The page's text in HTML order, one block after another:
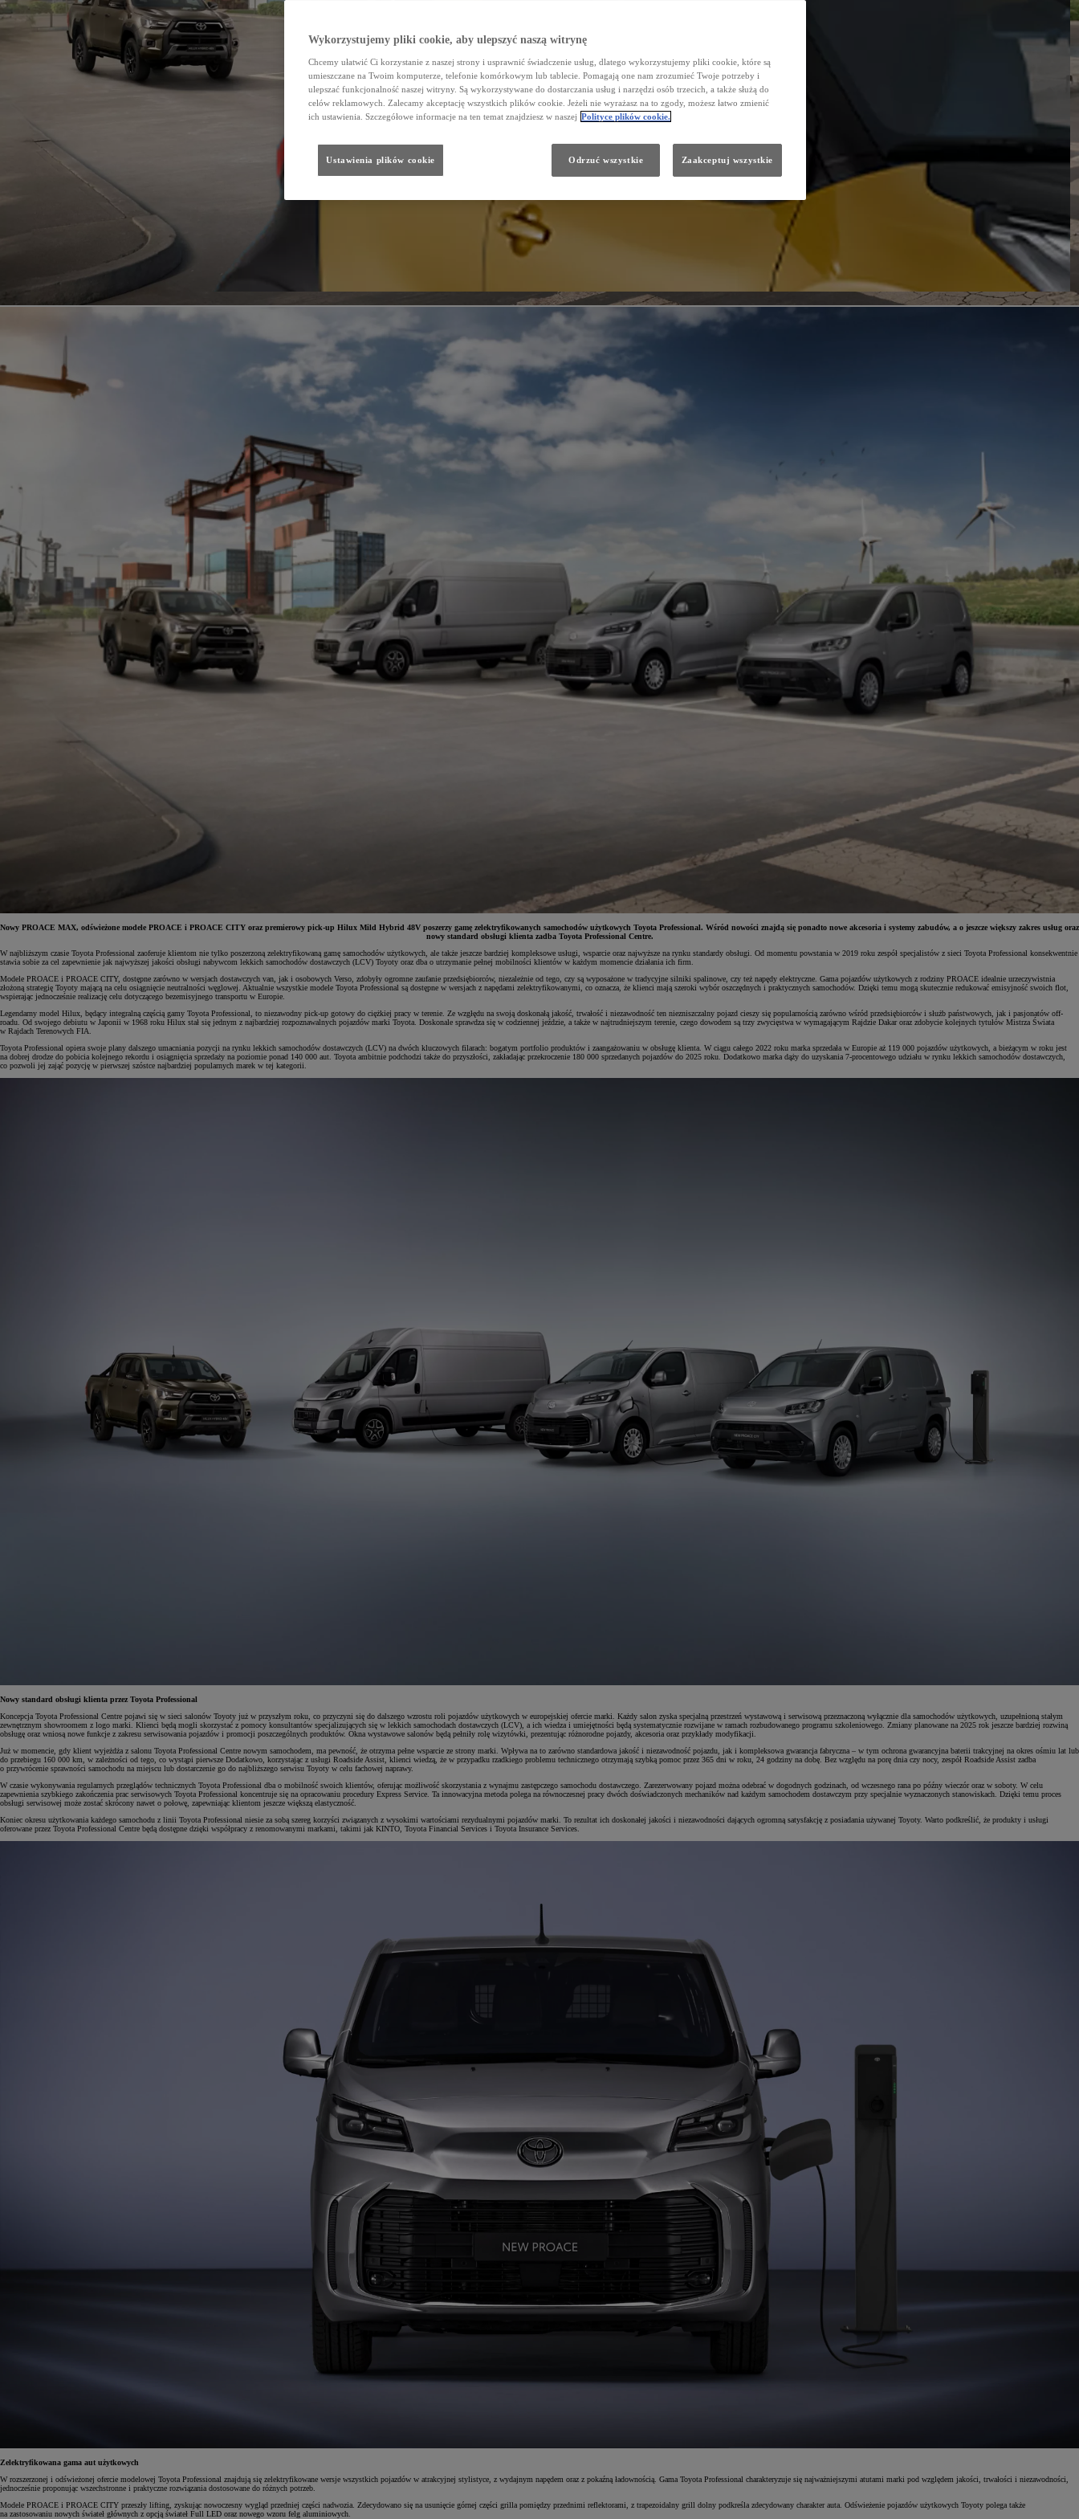
Yaris Cross
HYBRID
Nowy PROACE MAX, odświeżone modele PROACE i PROACE CITY oraz premierowy pick-up Hilux Mild Hybrid 48V poszerzy gamę zelektryfikowanych samochodów użytkowych Toyota Professional. Wśród nowości znajdą się ponadto nowe akcesoria i systemy zabudów, a o jeszcze większy zakres usług oraz
nowy standard obsługi klienta zadba Toyota Professional Centre.
W najbliższym czasie Toyota Professional zaoferuje klientom nie tylko poszerzoną zelektryfikowaną gamę samochodów użytkowych, ale także jeszcze bardziej kompleksowe usługi, wsparcie oraz najwyższe na rynku standardy obsługi. Od momentu powstania w 2019 roku zespół specjalistów z sieci Toyota Professional konsekwentnie
stawia sobie za cel zapewnienie jak najwyższej jakości obsługi nabywcom lekkich samochodów dostawczych (LCV) Toyoty oraz dba o utrzymanie pełnej mobilności klientów w każdym momencie działania ich firm.
Modele PROACE i PROACE CITY, dostępne zarówno w wersjach dostawczych van, jak i osobowych Verso, zdobyły ogromne zaufanie przedsiębiorców, niezależnie od tego, czy są wyposażone w tradycyjne silniki spalinowe, czy też napędy elektryczne. Gama pojazdów użytkowych z rodziny PROACE idealnie urzeczywistnia
złożoną strategię Toyoty mającą na celu osiągnięcie neutralności węglowej. Aktualnie wszystkie modele Toyota Professional są dostępne w wersjach z napędami zelektryfikowanymi, co oznacza, że klienci mają szeroki wybór oszczędnych i praktycznych samochodów. Dzięki temu mogą skutecznie redukować emisyjność swoich flot,
wspierając jednocześnie realizację celu dotyczącego bezemisyjnego transportu w Europie.
Legendarny model Hilux, będący integralną częścią gamy Toyota Professional, to niezawodny pick-up gotowy do ciężkiej pracy w terenie. Ze wzgłędu na swoją doskonałą jakość, trwałość i niezawodność ten niezniszczalny pojazd cieszy się popularnością zarówno wśród przedsiębiorców i służb państwowych, jak i pasjonatów off-
roadu. Od swojego debiutu w Japonii w 1968 roku Hilux stał się jednym z najbardziej rozpoznawalnych pojazdów marki Toyota. Doskonale sprawdza się w codziennej jeździe, a także w najtrudniejszym terenie, czego dowodem są trzy zwycięstwa w wymagającym Rajdzie Dakar oraz zdobycie kolejnych tytułów Mistrza Świata
w Rajdach Terenowych FIA.
Toyota Professional opiera swoje plany dalszego umacniania pozycji na rynku lekkich samochodów dostawczych (LCV) na dwóch kluczowych filarach: bogatym portfolio produktów i zaangażowaniu w obsługę klienta. W ciągu całego 2022 roku marka sprzedała w Europie aż 119 000 pojazdów użytkowych, a bieżącym w roku jest
na dobrej drodze do pobicia kolejnego rekordu i osiągnięcia sprzedaży na poziomie ponad 140 000 aut. Toyota ambitnie podchodzi także do przyszłości, zakładając przekroczenie 180 000 sprzedanych pojazdów do 2025 roku. Dodatkowo marka dąży do uzyskania 7-procentowego udziału w rynku lekkich samochodów dostawczych,
co pozwoli jej zająć pozycję w pierwszej szóstce najbardziej popularnych marek w tej kategorii.
Nowy standard obsługi klienta przez Toyota Professional
Koncepcja Toyota Professional Centre pojawi się w sieci salonów Toyoty już w przyszłym roku, co przyczyni się do dalszego wzrostu roli pojazdów użytkowych w europejskiej ofercie marki. Każdy salon zyska specjalną przestrzeń wystawową i serwisową przeznaczoną wyłącznie dla samochodów użytkowych, uzupełnioną stałym
zewnętrznym showroomem z logo marki. Klienci będą mogli skorzystać z pomocy konsultantów specjalizujących się w lekkich samochodach dostawczych (LCV), a ich wiedza i umiejętności będą systematycznie rozwijane w ramach rozbudowanego programu szkoleniowego. Zmiany planowane na 2025 rok jeszcze bardziej rozwiną
obsługę oraz wniosą nowe funkcje z zakresu serwisowania pojazdów i promocji poszczególnych produktów. Okna wystawowe salonów będą pełniły rolę wizytówki, prezentując różnorodne pojazdy, akcesoria oraz przykłady modyfikacji.
Już w momencie, gdy klient wyjeżdża z salonu Toyota Professional Centre nowym samochodem, ma pewność, że otrzyma pełne wsparcie ze strony marki. Wpływa na to zarówno standardowa jakość i niezawodność pojazdu, jak i kompleksowa gwarancja fabryczna – w tym ochrona gwarancyjna baterii trakcyjnej na okres ośmiu lat lub
do przebiegu 160 000 km, w zależności od tego, co wystąpi pierwsze Dodatkowo, korzystając z usługi Roadside Assist, klienci wiedzą, że w przypadku rzadkiego problemu technicznego otrzymają szybką pomoc przez 365 dni w roku, 24 godziny na dobę. Bez względu na porę dnia czy nocy, zespół Roadside Assist zadba
o przywrócenie sprawności samochodu na miejscu lub dostarczenie go do najbliższego serwisu Toyoty w celu fachowej naprawy.
W czasie wykonywania regularnych przeglądów technicznych Toyota Professional dba o mobilność swoich klientów, oferując możliwość skorzystania z wynajmu zastępczego samochodu dostawczego. Zarezerwowany pojazd można odebrać w dogodnych godzinach, od wczesnego rana po późny wieczór oraz w soboty. W celu
zapewnienia szybkiego zakończenia prac serwisowych Toyota Professional koncentruje się na opracowaniu procedury Express Service. Ta innowacyjna metoda polega na równoczesnej pracy dwóch doświadczonych mechaników nad każdym samochodem dostawczym przy specjalnie wyznaczonych stanowiskach. Dzięki temu proces
obsługi serwisowej może zostać skrócony nawet o połowę, zapewniając klientom jeszcze większą elastyczność.
Koniec okresu użytkowania każdego samochodu z linii Toyota Professional niesie za sobą szereg korzyści związanych z wysokimi wartościami rezydualnymi pojazdów marki. To rezultat ich doskonałej jakości i niezawodności dających ogromną satysfakcję z posiadania używanej Toyoty. Warto podkreślić, że produkty i usługi
oferowane przez Toyota Professional Centre będą dostępne dzięki współpracy z renomowanymi markami, takimi jak KINTO, Toyota Financial Services i Toyota Insurance Services.
Zelektryfikowana gama aut użytkowych
W rozszerzonej i odświeżonej ofercie modelowej Toyota Professional znajdują się zelektryfikowane wersje wszystkich pojazdów w atrakcyjnej stylistyce, z wydajnym napędem oraz z pokaźną ładownością. Gama Toyota Professional charakteryzuje się najważniejszymi atutami marki pod względem jakości, trwałości i niezawodności,
jednocześnie proponując wszechstronne i praktyczne rozwiązania dostosowane do różnych potrzeb.
Modele PROACE i PROACE CITY przeszły lifting, zyskując nowoczesny wygląd przedniej części nadwozia. Zdecydowano się na usunięcie górnej części grilla pomiędzy przednimi reflektorami, z trapezoidalny grill dolny podkreśla zdecydowany charakter auta. Odświeżenie pojazdów użytkowych Toyoty polega także
na zastosowaniu nowych świateł głównych z opcją świateł Full LED oraz nowego wzoru felg aluminiowych.
Wykorzystujemy pliki cookie, aby ulepszyć naszą witrynę
Chcemy ułatwić Ci korzystanie z naszej strony i usprawnić świadczenie usług, dlatego wykorzystujemy pliki cookie, które są
umieszczane na Twoim komputerze, telefonie komórkowym lub tablecie. Pomagają one nam zrozumieć Twoje potrzeby i
ulepszać funkcjonalność naszej witryny. Są wykorzystywane do dostarczania usług i narzędzi osób trzecich, a także służą do
celów reklamowych. Zalecamy akceptację wszystkich plików cookie. Jeżeli nie wyrażasz na to zgody, możesz łatwo zmienić
ich ustawienia. Szczegółowe informacje na ten temat znajdziesz w naszej Polityce plików cookie.
Ustawienia plików cookie Odrzuć wszystkie Zaakceptuj wszystkie